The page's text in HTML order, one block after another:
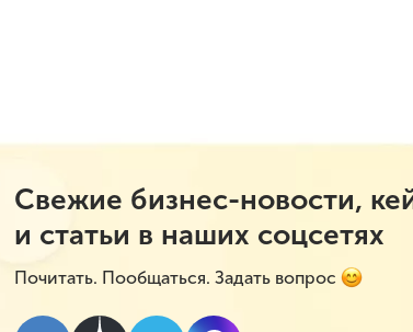
Свежие бизнес-новости,
и статьи в наших соцсетях
Почитать. Пообщаться. Задать вопрос